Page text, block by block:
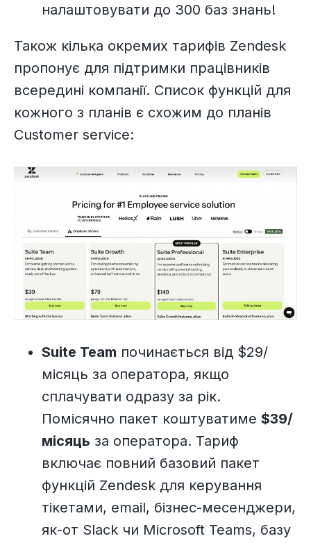
налаштовувати до 300 баз знань!
Також кілька окремих тарифів Zendesk
пропонує для підтримки працівників
всередині компанії. Список функцій для
кожного з планів є схожим до планів
Customer service:
Suite Team починається від $29/
місяць за оператора, якщо
сплачувати одразу за рік.
Помісячно пакет коштуватиме $39/
місяць за оператора. Тариф
включає повний базовий пакет
функцій Zendesk для керування
тікетами, email, бізнес-месенджери,
як-от Slack чи Microsoft Teams, базу